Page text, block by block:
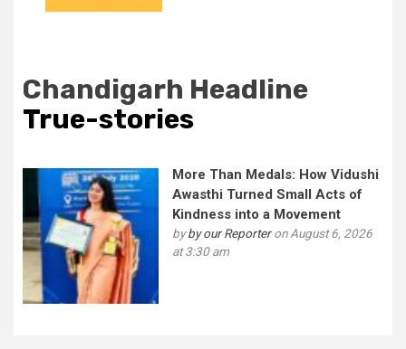
Chandigarh Headline
True-stories
More Than Medals: How Vidushi
Awasthi Turned Small Acts of
Kindness into a Movement
byby our Reporteron August 6, 2026
at 3:30 am